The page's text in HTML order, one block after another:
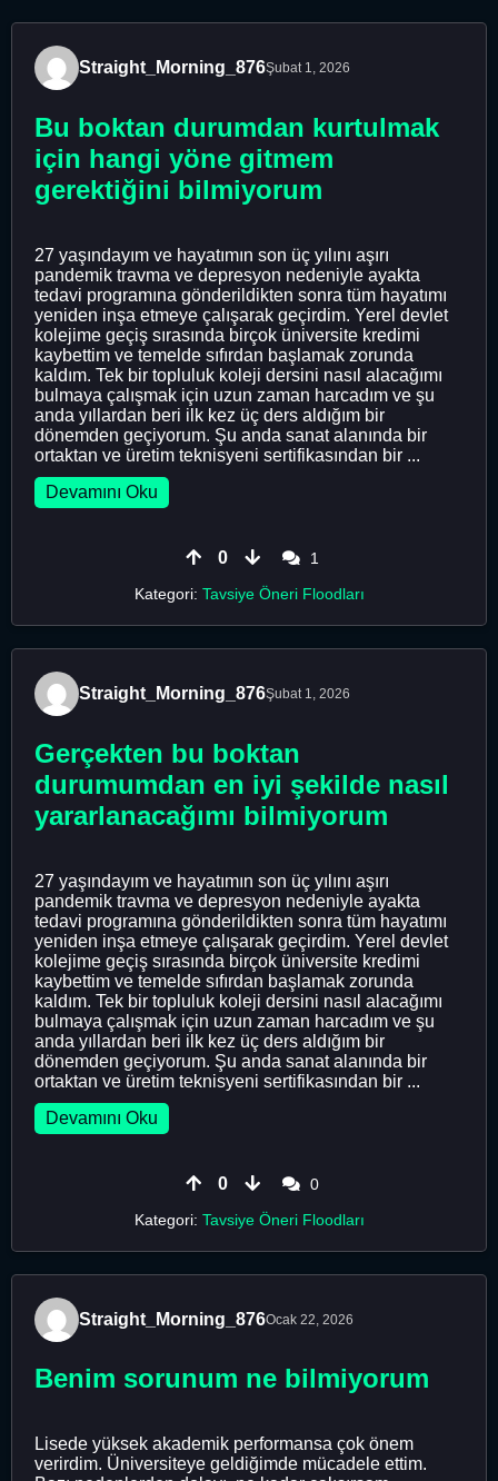
Straight_Morning_876Şubat 1, 2026
Bu boktan durumdan kurtulmak
için hangi yöne gitmem
gerektiğini bilmiyorum
27 yaşındayım ve hayatımın son üç yılını aşırı
pandemik travma ve depresyon nedeniyle ayakta
tedavi programına gönderildikten sonra tüm hayatımı
yeniden inşa etmeye çalışarak geçirdim. Yerel devlet
kolejime geçiş sırasında birçok üniversite kredimi
kaybettim ve temelde sıfırdan başlamak zorunda
kaldım. Tek bir topluluk koleji dersini nasıl alacağımı
bulmaya çalışmak için uzun zaman harcadım ve şu
anda yıllardan beri ilk kez üç ders aldığım bir
dönemden geçiyorum. Şu anda sanat alanında bir
ortaktan ve üretim teknisyeni sertifikasından bir ...
Devamını Oku
0
1
Kategori: Tavsiye Öneri Floodları
Straight_Morning_876Şubat 1, 2026
Gerçekten bu boktan
durumumdan en iyi şekilde nasıl
yararlanacağımı bilmiyorum
27 yaşındayım ve hayatımın son üç yılını aşırı
pandemik travma ve depresyon nedeniyle ayakta
tedavi programına gönderildikten sonra tüm hayatımı
yeniden inşa etmeye çalışarak geçirdim. Yerel devlet
kolejime geçiş sırasında birçok üniversite kredimi
kaybettim ve temelde sıfırdan başlamak zorunda
kaldım. Tek bir topluluk koleji dersini nasıl alacağımı
bulmaya çalışmak için uzun zaman harcadım ve şu
anda yıllardan beri ilk kez üç ders aldığım bir
dönemden geçiyorum. Şu anda sanat alanında bir
ortaktan ve üretim teknisyeni sertifikasından bir ...
Devamını Oku
0
0
Kategori: Tavsiye Öneri Floodları
Straight_Morning_876Ocak 22, 2026
Benim sorunum ne bilmiyorum
Lisede yüksek akademik performansa çok önem
verirdim. Üniversiteye geldiğimde mücadele ettim.